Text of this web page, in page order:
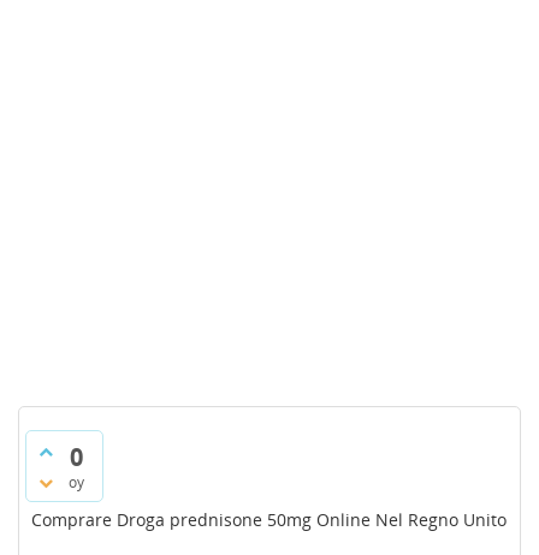
0
oy
Comprare Droga prednisone 50mg Online Nel Regno Unito